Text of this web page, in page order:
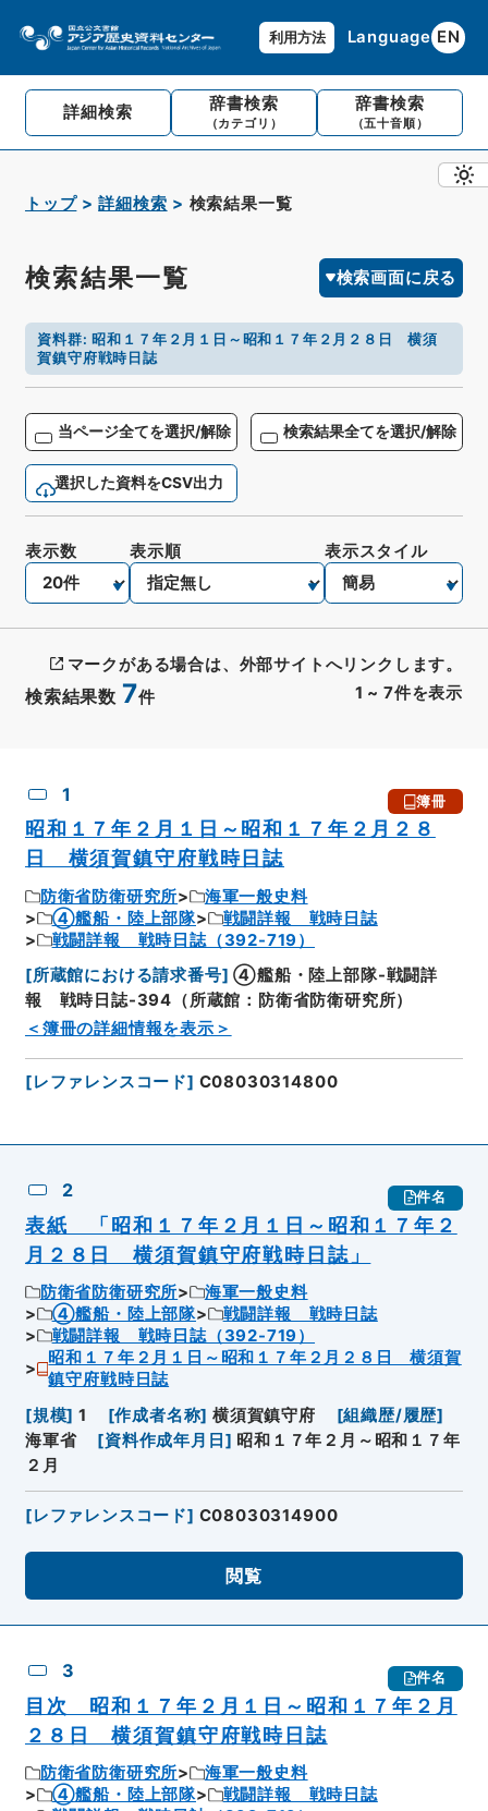
利用方法 Language EN
詳細検索 辞書検索
（カテゴリ）
辞書検索
（五十音順）
トップ 詳細検索 検索結果一覧
検索結果一覧 検索画面に戻る
資料群: 昭和１７年２月１日～昭和１７年２月２８日 横須
賀鎮守府戦時日誌
当ページ全てを選択/解除 検索結果全てを選択/解除
選択した資料をCSV出力
検索結果数 7件 1 ~ 7件を表示
表示数 表示順 表示スタイル
マークがある場合は、外部サイトへリンクします。
1 簿冊
昭和１７年２月１日～昭和１７年２月２８
日 横須賀鎮守府戦時日誌
防衛省防衛研究所
海軍一般史料
④艦船・陸上部隊
戦闘詳報 戦時日誌
戦闘詳報 戦時日誌（392-719）
[所蔵館における請求番号] ④艦船・陸上部隊-戦闘詳
報 戦時日誌-394（所蔵館：防衛省防衛研究所）
＜簿冊の詳細情報を表示＞
[レファレンスコード] C08030314800
2 件名
表紙 「昭和１７年２月１日～昭和１７年２
月２８日 横須賀鎮守府戦時日誌」
防衛省防衛研究所
海軍一般史料
④艦船・陸上部隊
戦闘詳報 戦時日誌
戦闘詳報 戦時日誌（392-719）
昭和１７年２月１日～昭和１７年２月２８日 横須賀
鎮守府戦時日誌
[規模] 1 [作成者名称] 横須賀鎮守府 [組織歴/履歴]
海軍省
[資料作成年月日 ] 昭和１７年２月～昭和１７年
２月
[レファレンスコード] C08030314900
閲覧
3 件名
目次 昭和１７年２月１日～昭和１７年２月
２８日 横須賀鎮守府戦時日誌
防衛省防衛研究所
海軍一般史料
④艦船・陸上部隊
戦闘詳報 戦時日誌